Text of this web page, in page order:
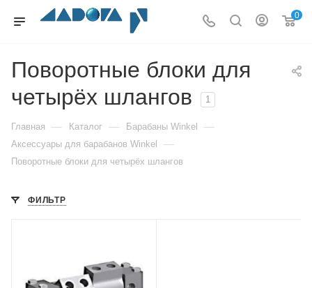
0
Поворотные блоки для
четырёх шлангов
1
Главная — Каталог — Барабаны Winkel —
Аксессуары для барабанов Winkel —
Поворотные блоки для четырёх шлангов
ФИЛЬТР